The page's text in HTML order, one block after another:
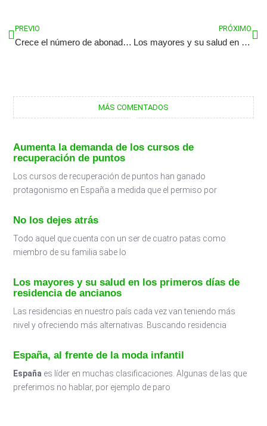
PREVIO
Crece el número de abonados al sol
PRÓXIMO
Los mayores y su salud en los primeros días de residencia de ancianos
MÁS COMENTADOS
Aumenta la demanda de los cursos de
recuperación de puntos
Los cursos de recuperación de puntos han ganado
protagonismo en España a medida que el permiso por
No los dejes atrás
Todo aquel que cuenta con un ser de cuatro patas como
miembro de su familia sabe lo
Los mayores y su salud en los primeros días de
residencia de ancianos
Las residencias en nuestro país cada vez van teniendo más
nivel y ofreciendo más alternativas. Buscando residencia
España, al frente de la moda infantil
España es líder en muchas clasificaciones. Algunas de las que
preferimos no hablar, por ejemplo de paro